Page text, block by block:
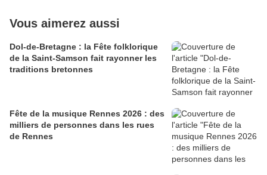
Vous aimerez aussi
Dol-de-Bretagne : la Fête folklorique
de la Saint-Samson fait rayonner les
traditions bretonnes
Fête de la musique Rennes 2026 : des
milliers de personnes dans les rues
de Rennes